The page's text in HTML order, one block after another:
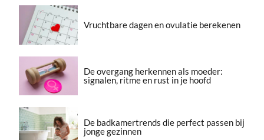
Vruchtbare dagen en ovulatie berekenen
De overgang herkennen als moeder:
signalen, ritme en rust in je hoofd
De badkamertrends die perfect passen bij
jonge gezinnen